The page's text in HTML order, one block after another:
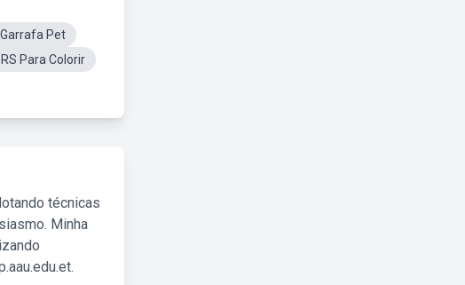
Pet
Para Colorir
técnicas
Minha